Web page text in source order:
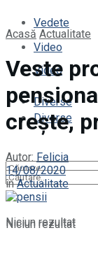
Video
Diverse
Niciun rezultat
Vedete
Video
Diverse
Niciun rezultat
Acasă Actualitate
Veste
crește,
Autor: Felicia
14/08/2020
în Actualitate